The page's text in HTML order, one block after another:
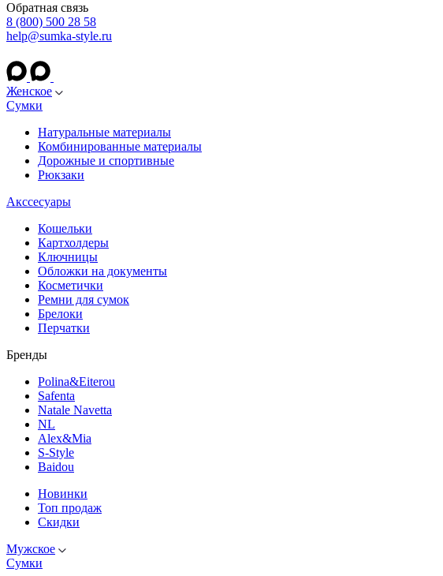
Обратная связь
8 (800) 500 28 58
help@sumka-style.ru
Женское
Сумки
Натуральные материалы
Комбинированные материалы
Дорожные и спортивные
Рюкзаки
Акссесуары
Кошельки
Картхолдеры
Ключницы
Обложки на документы
Косметички
Ремни для сумок
Брелоки
Перчатки
Бренды
Polina&Eiterou
Safenta
Natale Navetta
NL
Alex&Mia
S-Style
Baidou
Новинки
Топ продаж
Скидки
Мужское
Сумки